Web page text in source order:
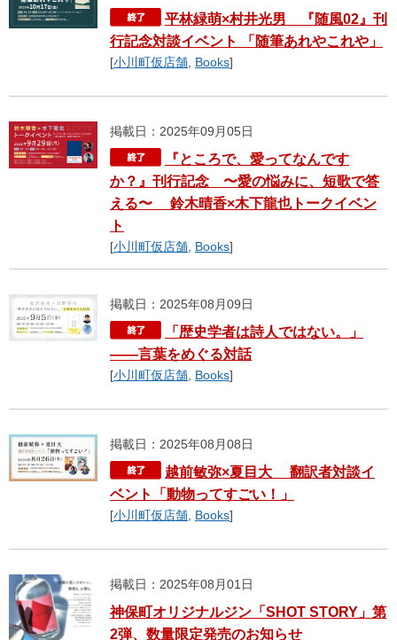
平林緑萌×村井光男 『随風02』刊
行記念対談イベント 「随筆あれやこれや」
[小川町仮店舗, Books]
掲載日：2025年09月05日
『ところで、愛ってなんです
か？』刊行記念 〜愛の悩みに、短歌で答
える〜 鈴木晴香×木下龍也トークイベン
ト
[小川町仮店舗, Books]
掲載日：2025年08月09日
「歴史学者は詩人ではない。」
――言葉をめぐる対話
[小川町仮店舗, Books]
掲載日：2025年08月08日
越前敏弥×夏目大 翻訳者対談イ
ベント「動物ってすごい！」
[小川町仮店舗, Books]
掲載日：2025年08月01日
神保町オリジナルジン「SHOT STORY」第
2弾、数量限定発売のお知らせ